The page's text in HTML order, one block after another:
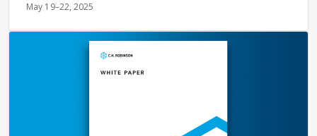
May 19–22, 2025